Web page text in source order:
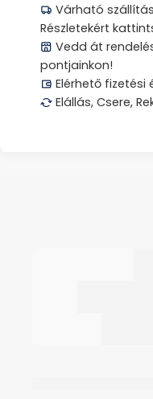
Várható
Részletekért
Vedd át
pontjainkon!
Elérhető fizetési
Elállás, Csere,